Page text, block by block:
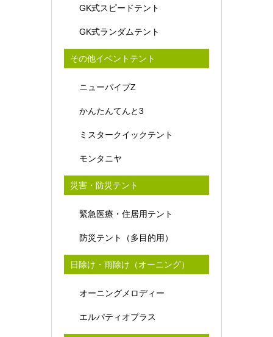
GK式スピードテント
GK式ランダムテント
その他イベントテント
ニューパイプZ
かんたんてんと3
ミスタークイックテント
モンタニヤ
災害・防災テント
緊急医療・住居用テント
防災テント（多目的用）
日除け・雨除け（オーニング）
オーニングメロディー
エルパティオプラス